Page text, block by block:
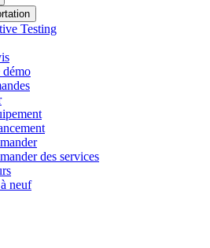
Testing
démo
des services
neuf